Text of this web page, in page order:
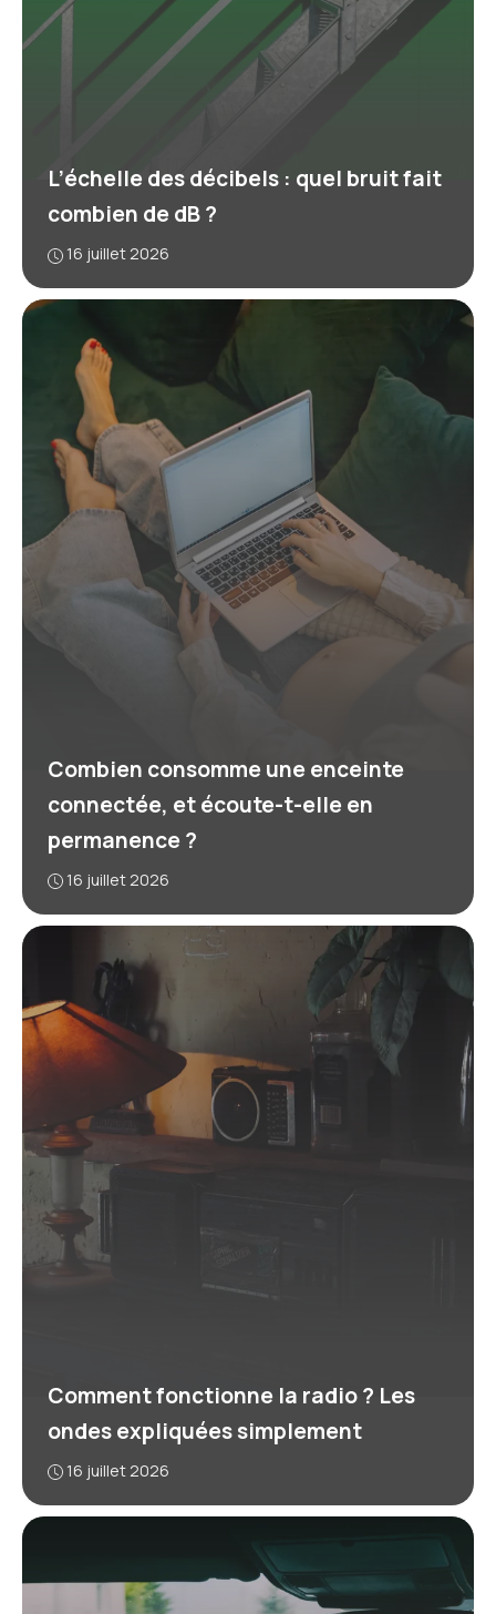
L’échelle des décibels : quel bruit fait
combien de dB ?
16 juillet 2026
Combien consomme une enceinte
connectée, et écoute-t-elle en
permanence ?
16 juillet 2026
Comment fonctionne la radio ? Les
ondes expliquées simplement
16 juillet 2026